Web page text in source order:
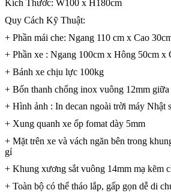
Kích Thước: W100 x H180cm
Quy Cách Kỹ Thuật:
+ Phần mái che: Ngang 110 cm x Cao
+ Phần xe : Ngang 100cm x Hông 50cm x
+ Bánh xe chịu lực 100kg
+ Bốn thanh chống inox vuông 12mm giữa
+ Hình ảnh : In decan ngoài trời máy Nhật
+ Xung quanh xe ốp fomat dày 5mm
+ Mặt trên xe và vách ngăn bên trong
gỉ
+ Khung xương sắt vuông 14mm mạ kẽm
+ Toàn bộ có thể tháo lắp, gấp gọn dễ di